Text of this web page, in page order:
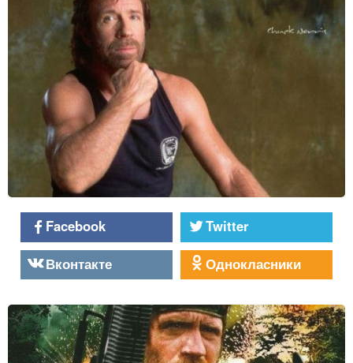
Facebook
Twitter
Вконтакте
Однокласники